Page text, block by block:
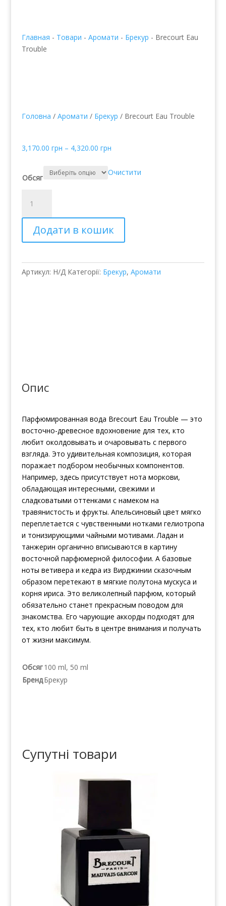
Главная - Товари - Аромати - Брекур - Brecourt Eau
Trouble
Головна / Аромати / Брекур / Brecourt Eau Trouble
3,170.00 грн – 4,320.00 грн
Обсяг
Очистити
Eau
Trouble
кількість
Додати в кошик
Артикул: Н/Д Категорії: Брекур, Аромати
Опис
Парфюмированная вода Brecourt Eau Trouble — это
восточно-древесное вдохновение для тех, кто
любит околдовывать и очаровывать с первого
взгляда. Это удивительная композиция, которая
поражает подбором необычных компонентов.
Например, здесь присутствует нота моркови,
обладающая интересными, свежими и
сладковатыми оттенками с намеком на
травянистость и фрукты. Апельсиновый цвет мягко
переплетается с чувственными нотками гелиотропа
и тонизирующими чайными мотивами. Ладан и
танжерин органично вписываются в картину
восточной парфюмерной философии. А базовые
ноты ветивера и кедра из Вирджинии сказочным
образом перетекают в мягкие полутона мускуса и
корня ириса. Это великолепный парфюм, который
обязательно станет прекрасным поводом для
знакомства. Его чарующие аккорды подходят для
тех, кто любит быть в центре внимания и получать
от жизни максимум.
Обсяг100 ml, 50 ml
БрендБрекур
Супутні товари